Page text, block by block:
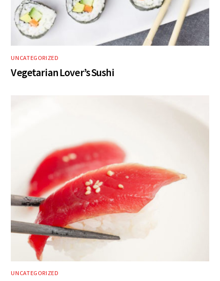
UNCATEGORIZED
Vegetarian Lover’s Sushi
UNCATEGORIZED